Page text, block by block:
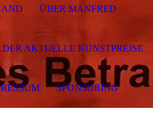
ÜBER MANFRED
AKTUELLE KUNSTPREISE
SPONSORING